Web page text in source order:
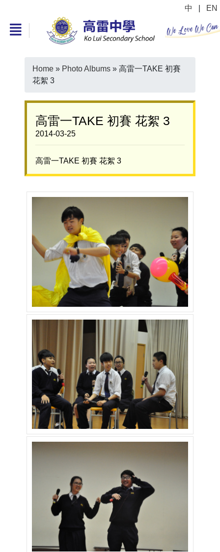
中 EN
Home » Photo Albums » 高雷一TAKE 初賽
花絮 3
高雷一TAKE 初賽 花絮 3
2014-03-25
高雷一TAKE 初賽 花絮 3